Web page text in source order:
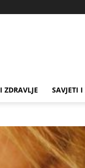
ZDRAVLJE SAVJETI